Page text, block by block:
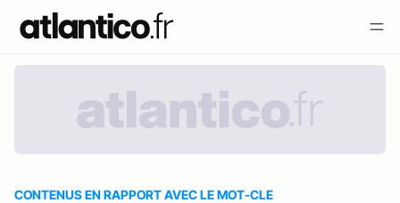
CONTENUS EN RAPPORT AVEC LE MOT-CLE